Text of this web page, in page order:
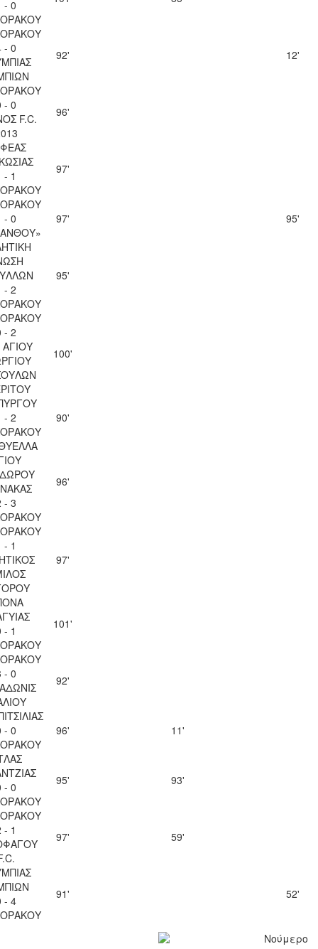
- 0
- 0
92' 12'
- 0
F.C.
96'
- 1
97'
- 0
97'
95'
- 2
95'
- 2
100'
- 2
90'
- 3
96'
- 1
97'
- 1
101'
- 0
92'
- 0
96'
11'
- 0
95' 93'
- 1
97' 59'
- 4
91' 52'
Νούμερο